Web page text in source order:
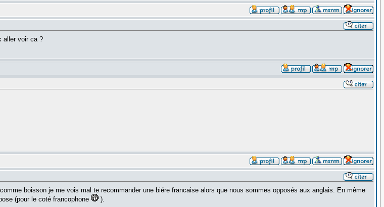
aller voir ca ?
boisson je me vois mal te recommander une biére francaise alors que nous sommes opposés aux anglais. En même
(pour le coté francophone
).